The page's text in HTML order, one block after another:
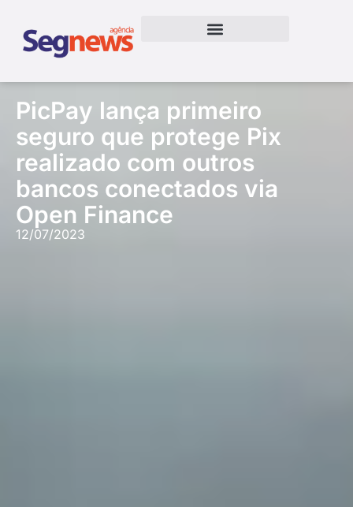
PicPay lança primeiro
seguro que protege Pix
realizado com outros
bancos conectados via
Open Finance
12/07/2023